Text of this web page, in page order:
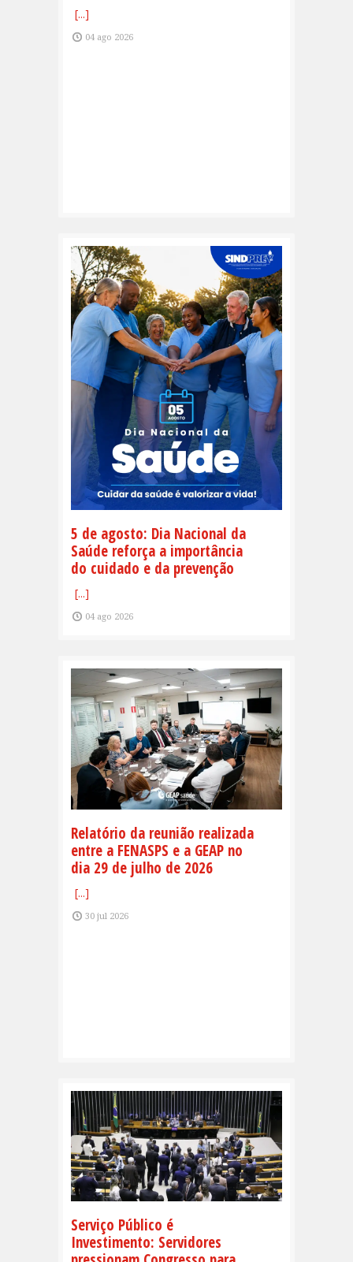
[...]
04 ago 2026
5 de agosto: Dia Nacional da
Saúde reforça a importância
do cuidado e da prevenção
[...]
04 ago 2026
Relatório da reunião realizada
entre a FENASPS e a GEAP no
dia 29 de julho de 2026
[...]
30 jul 2026
Serviço Público é
Investimento: Servidores